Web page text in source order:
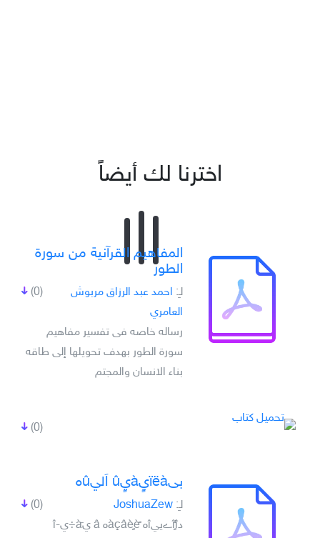
اخترنا لك أيضاً
المفاهيم القرآنية من سورة
الطور
(0) لـِ: احمد عبد الرزاق مربوش
العامري
رساله خاصه فى تفسير مفاهيم
سورة الطور بهدف تحويلها إلى طاقه
بناء الانسان والمجتم
(0)
بىïëàيٍàيٍû اَليûه
(0) لـِ: JoshuaZew
دîٌٍîےييîه ًàçâèٍèه â يàَ÷يî-